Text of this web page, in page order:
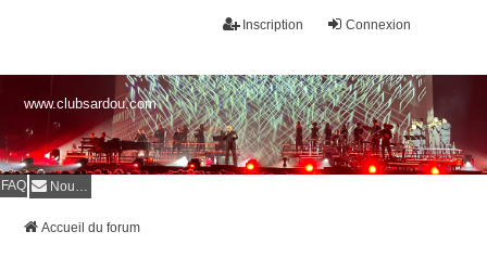
Connexion
Inscription
www.clubsardou.com
FAQ Nous contacter
Accueil du forum